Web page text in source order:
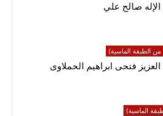
صالح علي
الطبقة الماسية)
فتحى ابراهيم الحملاوى
الماسية)